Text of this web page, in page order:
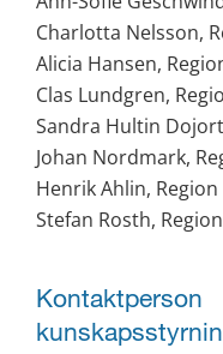
Charlotta Nelsson,
Alicia Hansen,
Clas Lundgren,
Sandra Hultin
Johan Nordmark,
Henrik Ahlin,
Stefan Rosth,
Kontaktperson